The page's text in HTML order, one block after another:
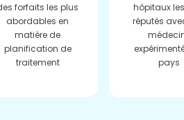
forfaits les plus
abordables en
matière de
planification de
traitement
hôpitaux
réputés
pays